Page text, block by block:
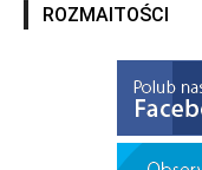
ROZMAITOŚCI